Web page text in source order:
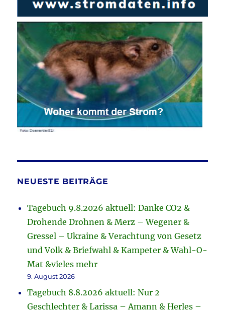
NEUESTE BEITRÄGE
Tagebuch 9.8.2026 aktuell: Danke CO2 &
Drohende Drohnen & Merz – Wegener &
Gressel – Ukraine & Verachtung von Gesetz
und Volk & Briefwahl & Kampeter & Wahl-O-
Mat &vieles mehr
9. August 2026
Tagebuch 8.8.2026 aktuell: Nur 2
Geschlechter & Larissa – Amann & Herles –